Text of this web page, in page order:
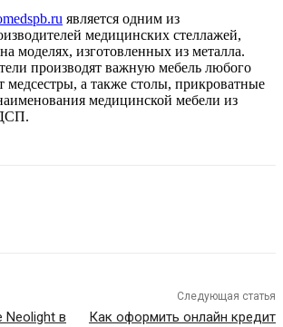
является одним из
медицинских стеллажей,
моделях, изготовленных из металла.
производят важную мебель любого
медсестры, а также столы, прикроватные
медицинской мебели из
в
Следующая статья
Как оформить онлайн кредит